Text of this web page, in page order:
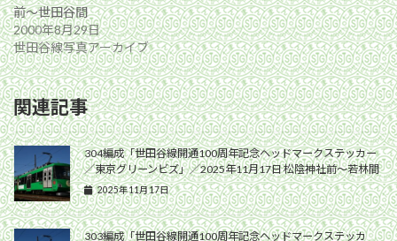
前〜世田谷間
2000年8月29日
世田谷線写真アーカイブ
関連記事
304編成「世田谷線開通100周年記念ヘッドマークステッカー
／東京グリーンビズ」／2025年11月17日 松陰神社前〜若林間
2025年11月17日
303編成「世田谷線開通100周年記念ヘッドマークステッカ